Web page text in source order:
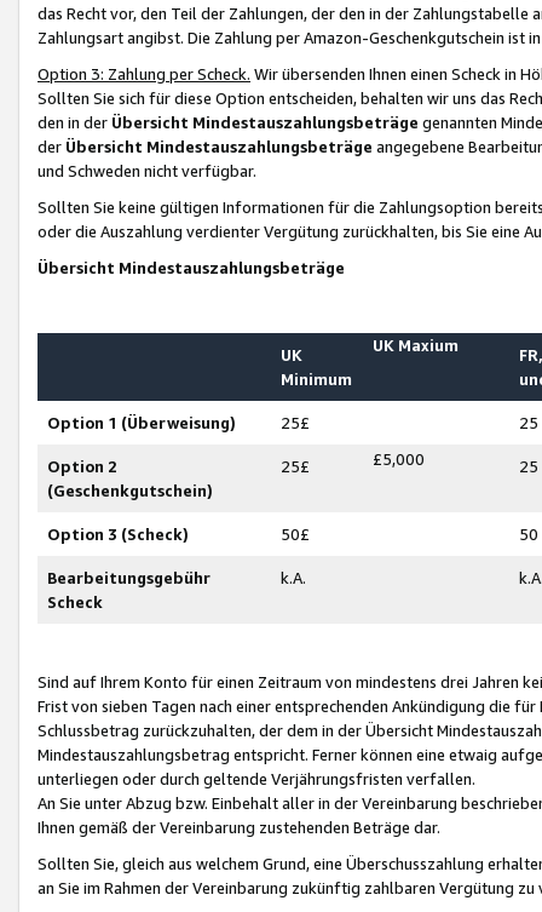
das Recht vor, den Teil der Zahlungen, der den in der
Zahlungsart angibst. Die Zahlung per Amazon-Geschenkgutschein ist
Option 3: Zahlung per Scheck. Wir übersenden Ihnen einen Scheck in
Sollten Sie sich für diese Option entscheiden, behalten wir uns das
den in der Übersicht Mindestauszahlungsbeträge genannten
der Übersicht Mindestauszahlungsbeträge angegebene
und Schweden nicht verfügbar.
Sollten Sie keine gültigen Informationen für die Zahlungsoption
oder die Auszahlung verdienter Vergütung zurückhalten, bis Sie
Übersicht Mindestauszahlungsbeträge
UK
Minimum
UK Maxium
Option 1 (Überweisung) 25£ 25
Option 2
(Geschenkgutschein)
25£ £5,000 25
Option 3 (Scheck) 50£ 50
Bearbeitungsgebühr
Scheck
k.A.
Sind auf Ihrem Konto für einen Zeitraum von mindestens drei Jahren
Frist von sieben Tagen nach einer entsprechenden Ankündigung die
Schlussbetrag zurückzuhalten, der dem in der Übersicht
Mindestauszahlungsbetrag entspricht. Ferner können eine etwaig
unterliegen oder durch geltende Verjährungsfristen verfallen.
An Sie unter Abzug bzw. Einbehalt aller in der Vereinbarung
Ihnen gemäß der Vereinbarung zustehenden Beträge dar.
Sollten Sie, gleich aus welchem Grund, eine Überschusszahlung
an Sie im Rahmen der Vereinbarung zukünftig zahlbaren Vergütung zu